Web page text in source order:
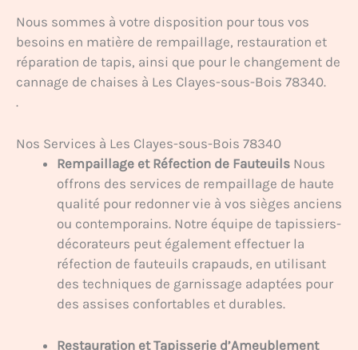
Nous sommes à votre disposition pour tous vos
besoins en matière de rempaillage, restauration et
réparation de tapis, ainsi que pour le changement de
cannage de chaises à Les Clayes-sous-Bois 78340.
.
Nos Services à Les Clayes-sous-Bois 78340
Rempaillage et Réfection de Fauteuils Nous
offrons des services de rempaillage de haute
qualité pour redonner vie à vos sièges anciens
ou contemporains. Notre équipe de tapissiers-
décorateurs peut également effectuer la
réfection de fauteuils crapauds, en utilisant
des techniques de garnissage adaptées pour
des assises confortables et durables.
Restauration et Tapisserie d’Ameublement